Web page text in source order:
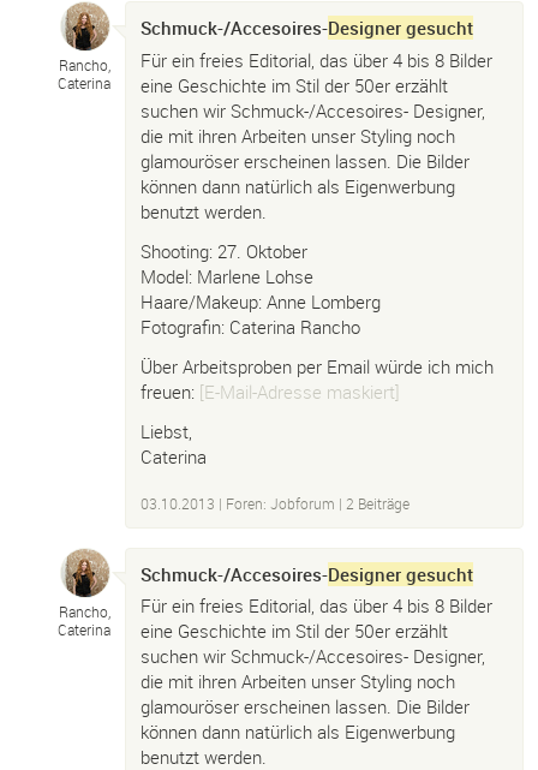
Rancho,
Caterina
Schmuck-/Accesoires-Designer gesucht
Für ein freies Editorial, das über 4 bis 8 Bilder
eine Geschichte im Stil der 50er erzählt
suchen wir Schmuck-/Accesoires- Designer,
die mit ihren Arbeiten unser Styling noch
glamouröser erscheinen lassen. Die Bilder
können dann natürlich als Eigenwerbung
benutzt werden.
Shooting: 27. Oktober
Model: Marlene Lohse
Haare/Makeup: Anne Lomberg
Fotografin: Caterina Rancho
Über Arbeitsproben per Email würde ich mich
freuen: [E-Mail-Adresse maskiert]
Liebst,
Caterina
03.10.2013 | Foren: Jobforum | 2 Beiträge
Rancho,
Caterina
Schmuck-/Accesoires-Designer gesucht
Für ein freies Editorial, das über 4 bis 8 Bilder
eine Geschichte im Stil der 50er erzählt
suchen wir Schmuck-/Accesoires- Designer,
die mit ihren Arbeiten unser Styling noch
glamouröser erscheinen lassen. Die Bilder
können dann natürlich als Eigenwerbung
benutzt werden.